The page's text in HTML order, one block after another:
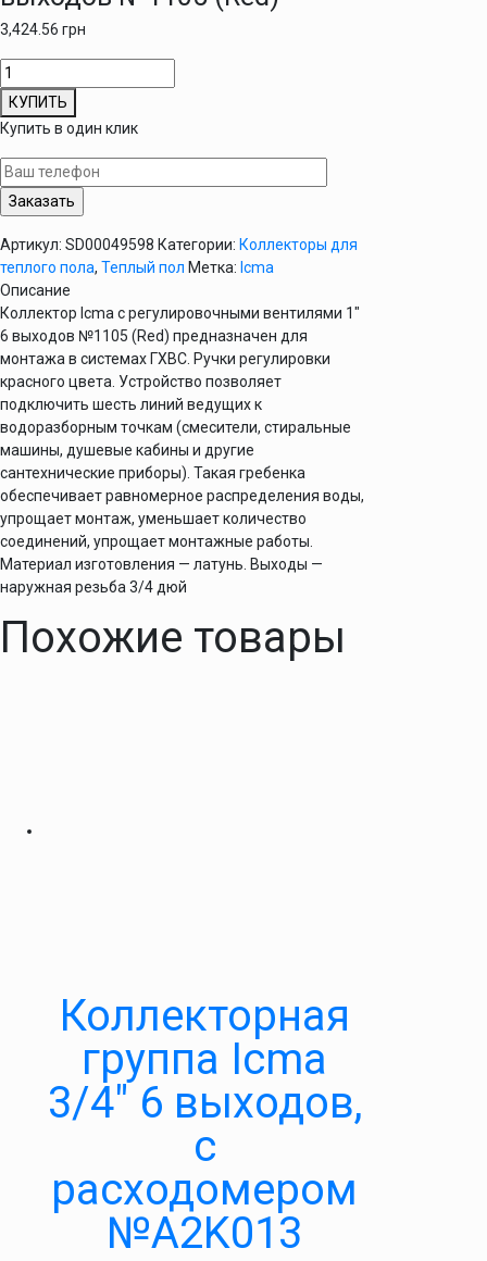
3,424.56 грн
Количество
товара
Коллектор Icma с регулировочными вентилями 1"
6
выходов
№1105
(Red)
КУПИТЬ
Купить в один клик
Артикул: SD00049598 Категории: Коллекторы для
теплого пола, Теплый пол Метка: Icma
Описание
Коллектор Icma с регулировочными вентилями 1″
6 выходов №1105 (Red) предназначен для
монтажа в системах ГХВС. Ручки регулировки
красного цвета. Устройство позволяет
подключить шесть линий ведущих к
водоразборным точкам (смесители, стиральные
машины, душевые кабины и другие
сантехнические приборы). Такая гребенка
обеспечивает равномерное распределения воды,
упрощает монтаж, уменьшает количество
соединений, упрощает монтажные работы.
Материал изготовления — латунь. Выходы —
наружная резьба 3/4 дюй
Похожие товары
Коллекторная
группа Icma
3/4″ 6 выходов,
с
расходомером
№A2K013